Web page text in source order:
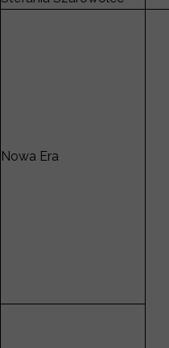
Nowa Era